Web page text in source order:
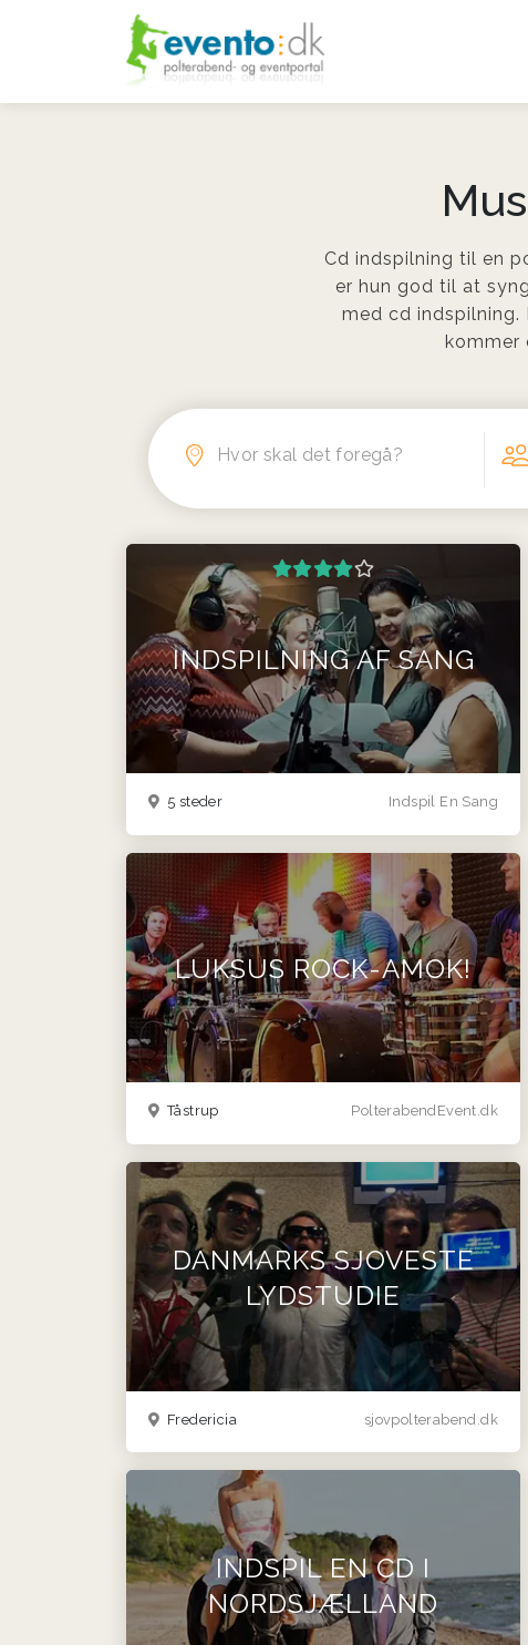
Cd indspilning til en
er hun god til at
med cd indspilning.
kommer
Hvor skal det foregå?
INDSPILNING AF SANG
Indspil En Sang
5 steder
LUKSUS ROCK-AMOK!
PolterabendEvent.dk
Tåstrup
DANMARKS SJOVESTE
LYDSTUDIE
sjovpolterabend.dk
Fredericia
INDSPIL EN CD I
NORDSJÆLLAND